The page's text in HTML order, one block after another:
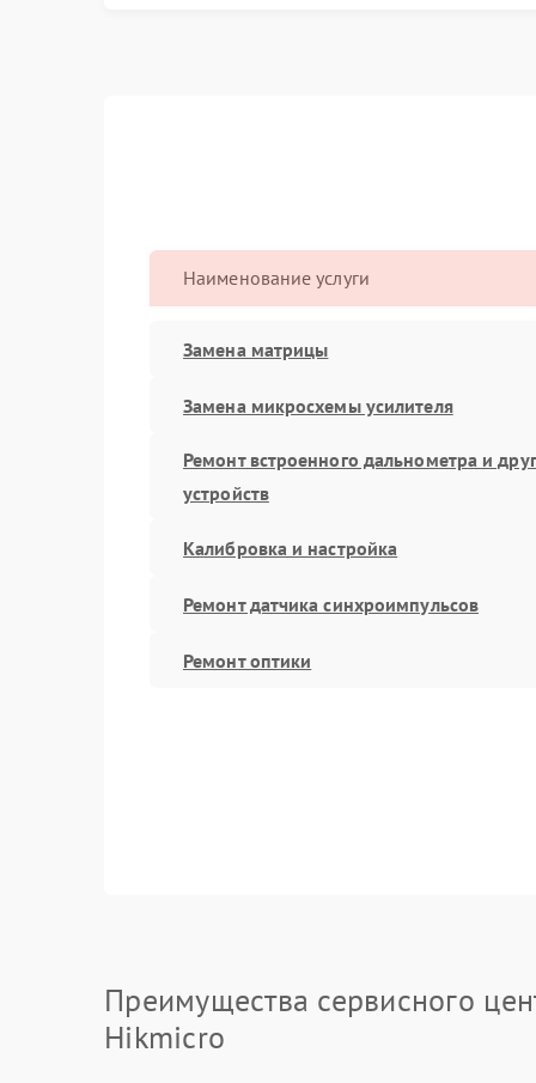
Наименование услуги
Замена матрицы
Замена микросхемы усилителя
Ремонт встроенного дальнометра и
устройств
Калибровка и настройка
Ремонт датчика синхроимпульсов
Ремонт оптики
Преимущества сервисного
Hikmicro